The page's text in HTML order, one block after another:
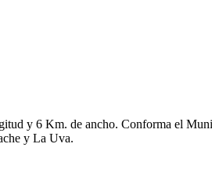
y 6 Km. de ancho. Conforma el
y La Uva.